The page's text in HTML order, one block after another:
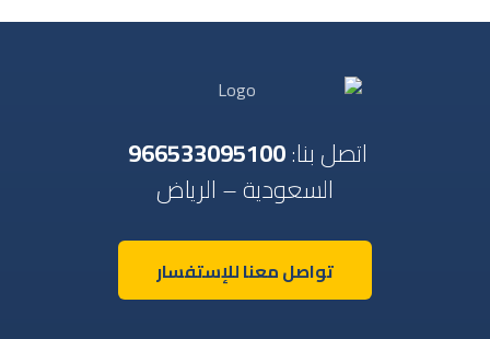
اتصل بنا:966533095100
السعودية – الرياض
تواصل معنا للإستفسار